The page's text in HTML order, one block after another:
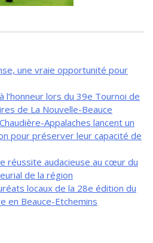
solidarité
et formations
une vraie opportunité pour
l’honneur lors du 39e Tournoi de
de La Nouvelle-Beauce
Appalaches lancent un
pour préserver leur capacité de
réussite audacieuse au cœur du
de la région
locaux de la 28e édition du
en Beauce-Etchemins